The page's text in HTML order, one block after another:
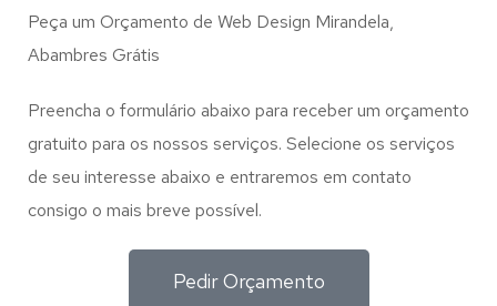
Peça um Orçamento de Web Design Mirandela,
Abambres Grátis
Preencha o formulário abaixo para receber um orçamento
gratuito para os nossos serviços. Selecione os serviços
de seu interesse abaixo e entraremos em contato
consigo o mais breve possível.
Pedir Orçamento